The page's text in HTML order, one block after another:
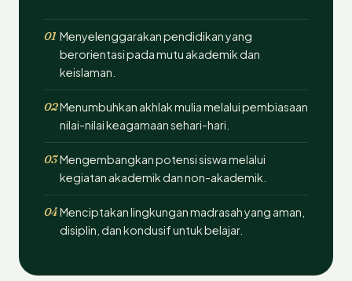
01 Menyelenggarakan pendidikan yang
berorientasi pada mutu akademik dan
keislaman.
02Menumbuhkan akhlak mulia melalui pembiasaan
nilai-nilai keagamaan sehari-hari.
03Mengembangkan potensi siswa melalui
kegiatan akademik dan non-akademik.
04Menciptakan lingkungan madrasah yang aman,
disiplin, dan kondusif untuk belajar.